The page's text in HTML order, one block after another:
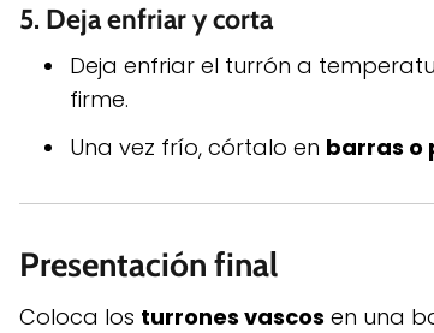
5. Deja enfriar y corta
Deja enfriar el turrón a
firme.
Una vez frío, córtalo en barras o
Presentación final
Coloca los turrones vascos en una